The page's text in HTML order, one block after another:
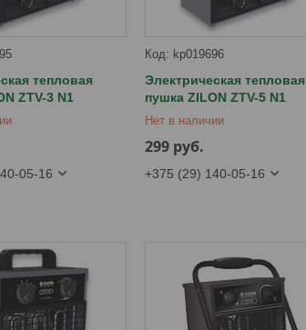
тепловая
ZTV-3 N1
05-16
kp019696
Электрическая тепловая
пушка ZILON ZTV-5 N1
Нет в наличии
299 руб.
+375 (29) 140-05-16